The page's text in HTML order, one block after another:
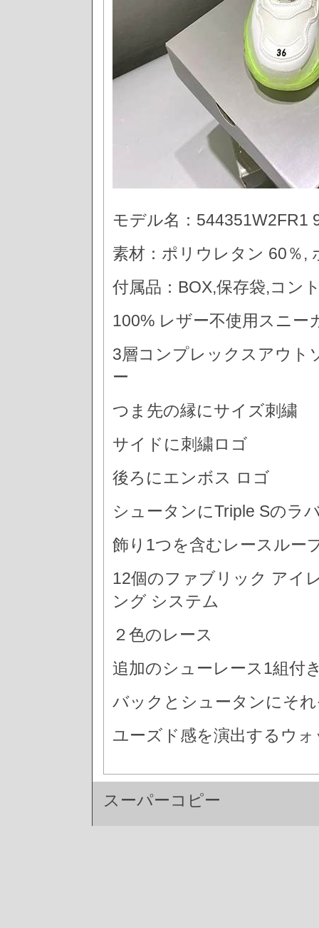
モデル名：544351W2FR1
素材：ポリウレタン 60％,
付属品：BOX,保存袋,コン
100% レザー不使用スニー
3層コンプレックスアウト
ー
つま先の縁にサイズ刺繍
サイドに刺繍ロゴ
後ろにエンボス ロゴ
シュータンにTriple Sのラ
飾り1つを含むレースルー
12個のファブリック アイ
ング システム
２色のレース
追加のシューレース1組付
バックとシュータンにそ
ユーズド感を演出するウ
スーパーコピー